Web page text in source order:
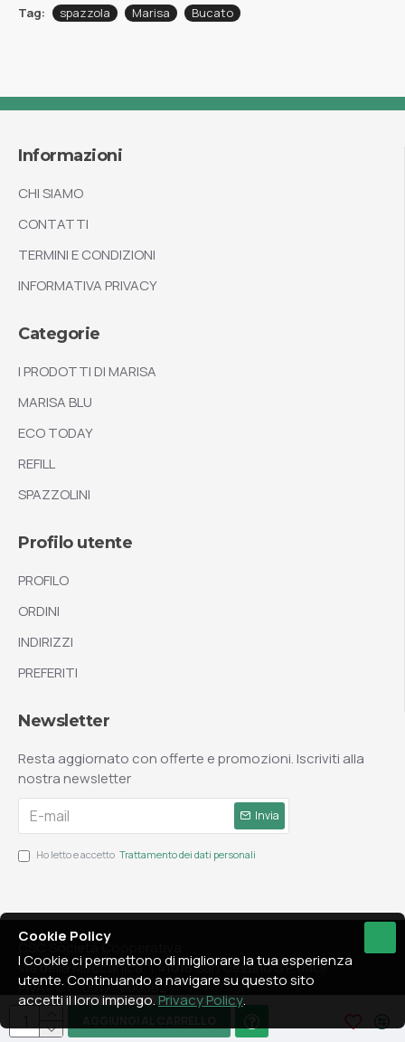
Tag: spazzola Marisa Bucato
Informazioni
CHI SIAMO
CONTATTI
TERMINI E CONDIZIONI
INFORMATIVA PRIVACY
Categorie
I PRODOTTI DI MARISA
MARISA BLU
ECO TODAY
REFILL
SPAZZOLINI
Profilo utente
PROFILO
ORDINI
INDIRIZZI
PREFERITI
Newsletter
Resta aggiornato con offerte e promozioni. Iscriviti alla
nostra newsletter
Invia
Ho letto e accetto Trattamento dei dati personali
CSC Società Cooperativa
Via della Meccanica, 1 41018 San Cesario S.P. (MO)
P.IVA - C.F.: 00179800362
Cookie Policy
I Cookie ci permettono di migliorare la tua esperienza
utente. Continuando a navigare su questo sito
accetti il loro impiego.Privacy Policy.